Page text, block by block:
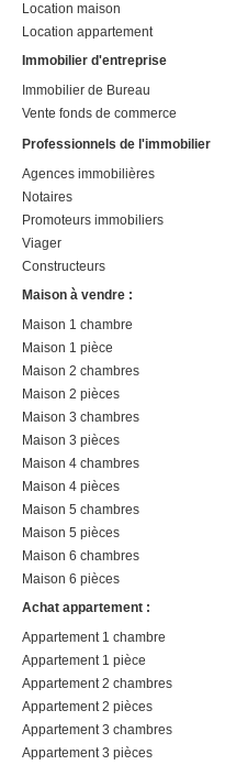
Location maison
Location appartement
Immobilier d'entreprise
Immobilier de Bureau
Vente fonds de commerce
Professionnels de l'immobilier
Agences immobilières
Notaires
Promoteurs immobiliers
Viager
Constructeurs
Maison à vendre :
Maison 1 chambre
Maison 1 pièce
Maison 2 chambres
Maison 2 pièces
Maison 3 chambres
Maison 3 pièces
Maison 4 chambres
Maison 4 pièces
Maison 5 chambres
Maison 5 pièces
Maison 6 chambres
Maison 6 pièces
Achat appartement :
Appartement 1 chambre
Appartement 1 pièce
Appartement 2 chambres
Appartement 2 pièces
Appartement 3 chambres
Appartement 3 pièces